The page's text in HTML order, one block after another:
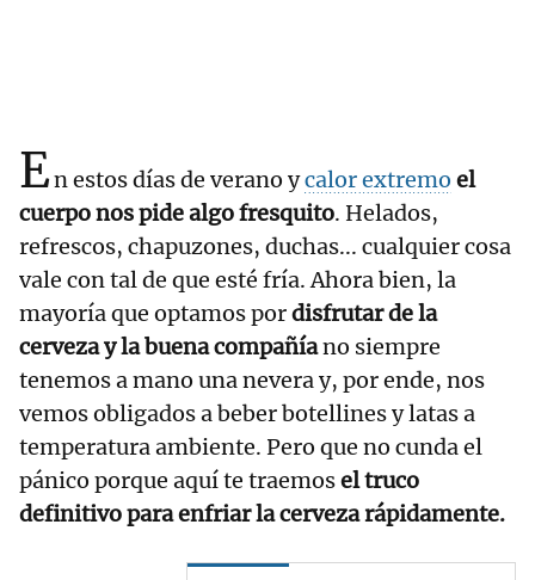
En estos días de verano ycalor extremo el
cuerpo nos pide algo fresquito. Helados,
refrescos, chapuzones, duchas... cualquier cosa
vale con tal de que esté fría. Ahora bien, la
mayoría que optamos pordisfrutar de la
cerveza y la buena compañíano siempre
tenemos a mano una nevera y, por ende, nos
vemos obligados a beber botellines y latas a
temperatura ambiente. Pero que no cunda el
pánico porque aquí te traemosel truco
definitivo para enfriar la cerveza rápidamente.